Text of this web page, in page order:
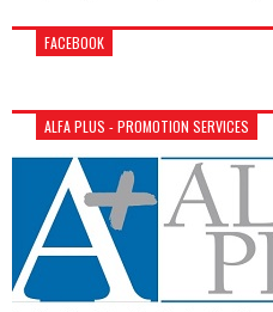
FACEBOOK
ALFA PLUS - PROMOTION SERVICES